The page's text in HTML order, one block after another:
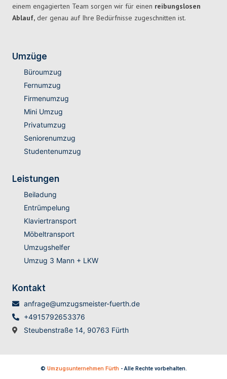
einem engagierten Team sorgen wir für einen reibungslosen
Ablauf, der genau auf Ihre Bedürfnisse zugeschnitten ist.
Umzüge
Büroumzug
Fernumzug
Firmenumzug
Mini Umzug
Privatumzug
Seniorenumzug
Studentenumzug
Leistungen
Beiladung
Entrümpelung
Klaviertransport
Möbeltransport
Umzugshelfer
Umzug 3 Mann + LKW
Kontakt
anfrage@umzugsmeister-fuerth.de
+4915792653376
Steubenstraße 14, 90763 Fürth
© Umzugsunternehmen Fürth - Alle Rechte vorbehalten.